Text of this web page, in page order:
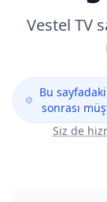
Vestel TV
Bu
sonrası
Siz de